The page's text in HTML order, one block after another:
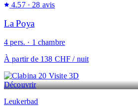
4.57 · 28 avis
La Poya
4 pers. · 1 chambre
À partir de138 CHF / nuit
Visite 3D
Découvrir
Leukerbad